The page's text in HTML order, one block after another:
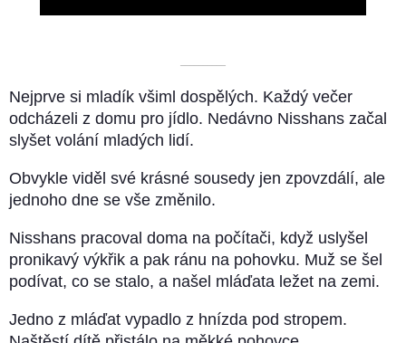
––––––––––
Nejprve si mladík všiml dospělých. Každý večer
odcházeli z domu pro jídlo. Nedávno Nisshans začal
slyšet volání mladých lidí.
Obvykle viděl své krásné sousedy jen zpovzdálí, ale
jednoho dne se vše změnilo.
Nisshans pracoval doma na počítači, když uslyšel
pronikavý výkřik a pak ránu na pohovku. Muž se šel
podívat, co se stalo, a našel mláďata ležet na zemi.
Jedno z mláďat vypadlo z hnízda pod stropem.